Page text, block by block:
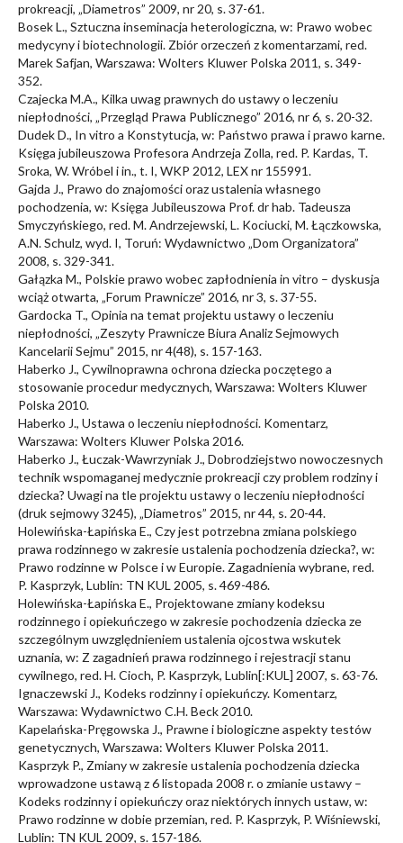
prokreacji, „Diametros” 2009, nr 20, s. 37-61.
Bosek L., Sztuczna inseminacja heterologiczna, w: Prawo wobec
medycyny i biotechnologii. Zbiór orzeczeń z komentarzami, red.
Marek Safjan, Warszawa: Wolters Kluwer Polska 2011, s. 349-
352.
Czajecka M.A., Kilka uwag prawnych do ustawy o leczeniu
niepłodności, „Przegląd Prawa Publicznego” 2016, nr 6, s. 20-32.
Dudek D., In vitro a Konstytucja, w: Państwo prawa i prawo karne.
Księga jubileuszowa Profesora Andrzeja Zolla, red. P. Kardas, T.
Sroka, W. Wróbel i in., t. I, WKP 2012, LEX nr 155991.
Gajda J., Prawo do znajomości oraz ustalenia własnego
pochodzenia, w: Księga Jubileuszowa Prof. dr hab. Tadeusza
Smyczyńskiego, red. M. Andrzejewski, L. Kociucki, M. Łączkowska,
A.N. Schulz, wyd. I, Toruń: Wydawnictwo „Dom Organizatora”
2008, s. 329-341.
Gałązka M., Polskie prawo wobec zapłodnienia in vitro – dyskusja
wciąż otwarta, „Forum Prawnicze” 2016, nr 3, s. 37-55.
Gardocka T., Opinia na temat projektu ustawy o leczeniu
niepłodności, „Zeszyty Prawnicze Biura Analiz Sejmowych
Kancelarii Sejmu” 2015, nr 4(48), s. 157-163.
Haberko J., Cywilnoprawna ochrona dziecka poczętego a
stosowanie procedur medycznych, Warszawa: Wolters Kluwer
Polska 2010.
Haberko J., Ustawa o leczeniu niepłodności. Komentarz,
Warszawa: Wolters Kluwer Polska 2016.
Haberko J., Łuczak-Wawrzyniak J., Dobrodziejstwo nowoczesnych
technik wspomaganej medycznie prokreacji czy problem rodziny i
dziecka? Uwagi na tle projektu ustawy o leczeniu niepłodności
(druk sejmowy 3245), „Diametros” 2015, nr 44, s. 20-44.
Holewińska-Łapińska E., Czy jest potrzebna zmiana polskiego
prawa rodzinnego w zakresie ustalenia pochodzenia dziecka?, w:
Prawo rodzinne w Polsce i w Europie. Zagadnienia wybrane, red.
P. Kasprzyk, Lublin: TN KUL 2005, s. 469-486.
Holewińska-Łapińska E., Projektowane zmiany kodeksu
rodzinnego i opiekuńczego w zakresie pochodzenia dziecka ze
szczególnym uwzględnieniem ustalenia ojcostwa wskutek
uznania, w: Z zagadnień prawa rodzinnego i rejestracji stanu
cywilnego, red. H. Cioch, P. Kasprzyk, Lublin[:KUL] 2007, s. 63-76.
Ignaczewski J., Kodeks rodzinny i opiekuńczy. Komentarz,
Warszawa: Wydawnictwo C.H. Beck 2010.
Kapelańska-Pręgowska J., Prawne i biologiczne aspekty testów
genetycznych, Warszawa: Wolters Kluwer Polska 2011.
Kasprzyk P., Zmiany w zakresie ustalenia pochodzenia dziecka
wprowadzone ustawą z 6 listopada 2008 r. o zmianie ustawy –
Kodeks rodzinny i opiekuńczy oraz niektórych innych ustaw, w:
Prawo rodzinne w dobie przemian, red. P. Kasprzyk, P. Wiśniewski,
Lublin: TN KUL 2009, s. 157-186.